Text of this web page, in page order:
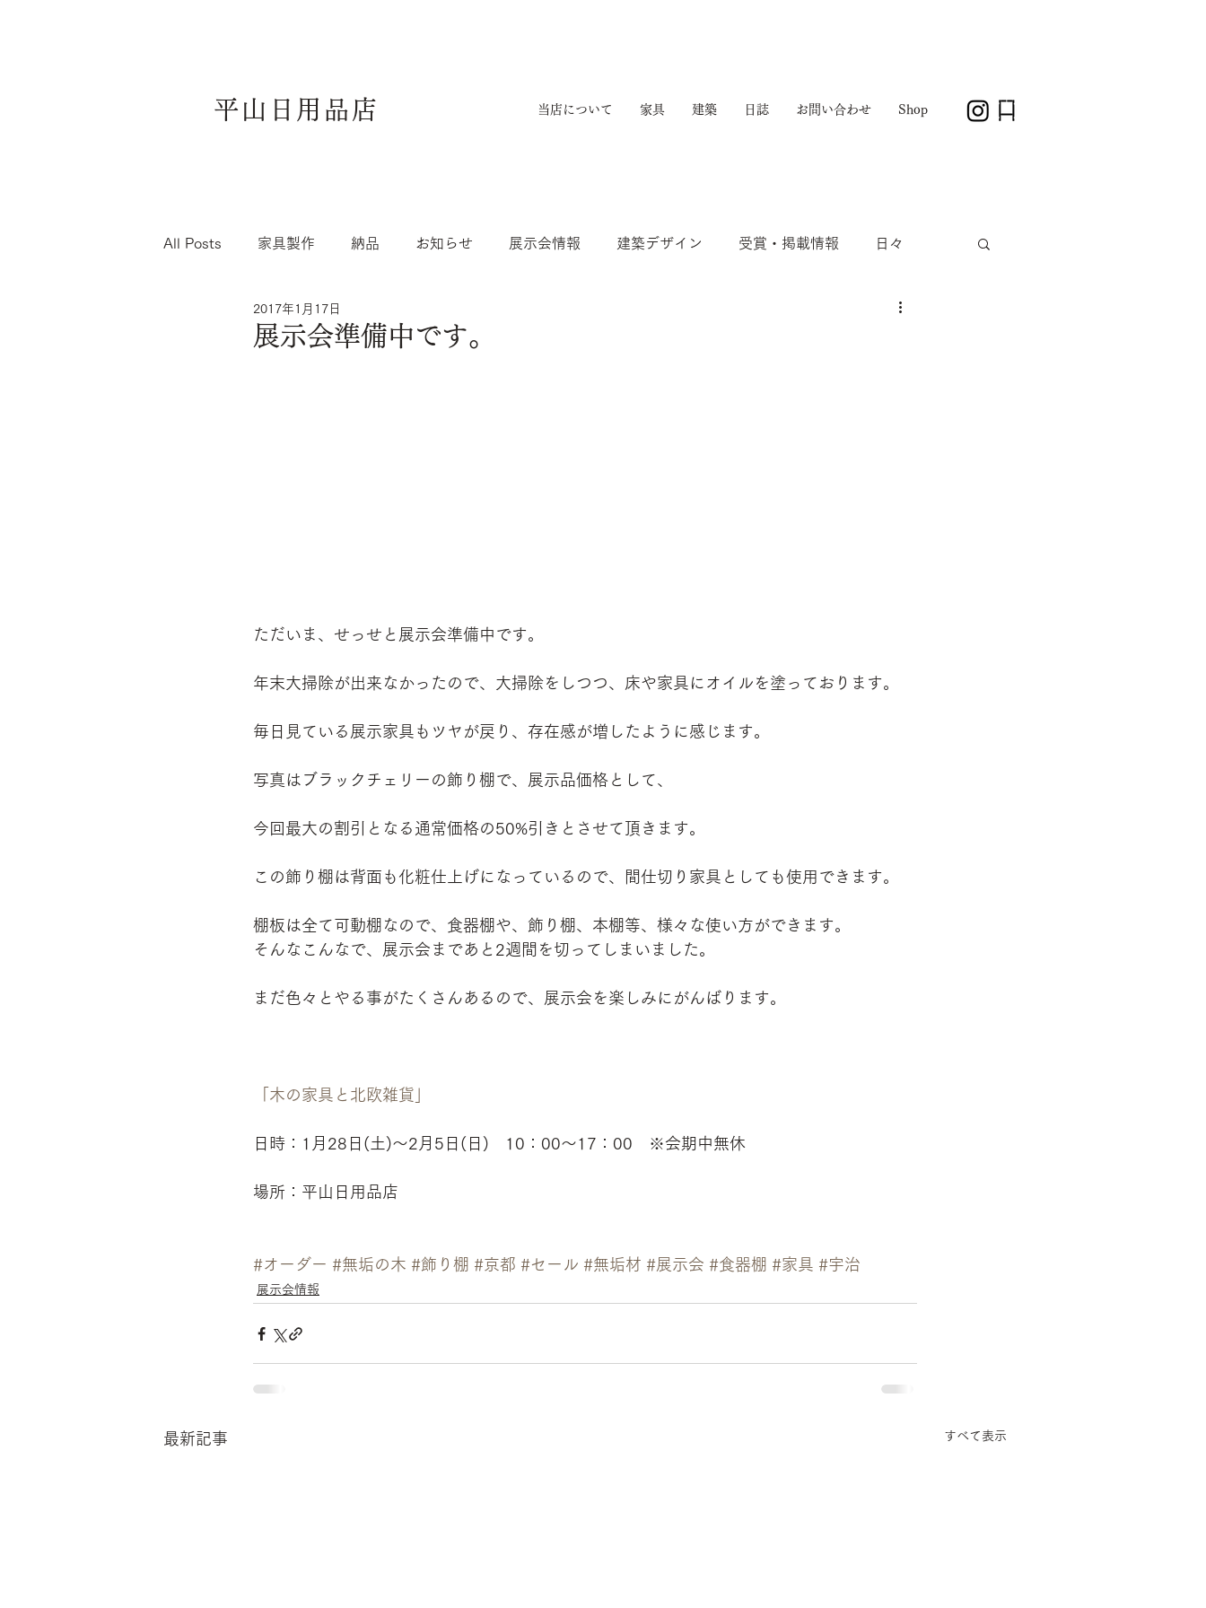
平山日用品店 当店について 家具 建築 日誌 お問い合わせ Shop
All Posts 家具製作 納品 お知らせ 展示会情報 建築デザイン 受賞・掲載情報 日々
展示会準備中です。
2017年1月17日
ただいま、せっせと展示会準備中です。
年末大掃除が出来なかったので、大掃除をしつつ、床や家具にオイルを塗っております。
毎日見ている展示家具もツヤが戻り、存在感が増したように感じます。
写真はブラックチェリーの飾り棚で、展示品価格として、
今回最大の割引となる通常価格の50%引きとさせて頂きます。
この飾り棚は背面も化粧仕上げになっているので、間仕切り家具としても使用できます。
棚板は全て可動棚なので、食器棚や、飾り棚、本棚等、様々な使い方ができます。
そんなこんなで、展示会まであと2週間を切ってしまいました。
まだ色々とやる事がたくさんあるので、展示会を楽しみにがんばります。
「木の家具と北欧雑貨」
日時：1月28日(土)〜2月5日(日)　10：00〜17：00　※会期中無休
場所：平山日用品店
#オーダー #無垢の木 #飾り棚 #京都 #セール #無垢材 #展示会 #食器棚 #家具 #宇治
展示会情報
最新記事 すべて表示